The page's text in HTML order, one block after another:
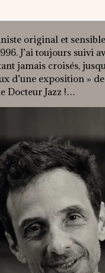
original et
J’ai toujours
jamais croisés,
d’une exposition »
Docteur Jazz !…